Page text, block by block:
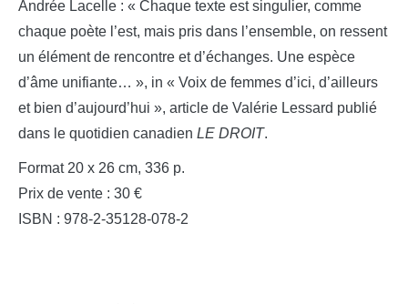
Andrée Lacelle : « Chaque texte est singulier, comme
chaque poète l’est, mais pris dans l’ensemble, on ressent
un élément de rencontre et d’échanges. Une espèce
d’âme unifiante… », in « Voix de femmes d’ici, d’ailleurs
et bien d’aujourd’hui », article de Valérie Lessard publié
dans le quotidien canadien LE DROIT.
Format 20 x 26 cm, 336 p.
Prix de vente : 30 €
ISBN : 978-2-35128-078-2